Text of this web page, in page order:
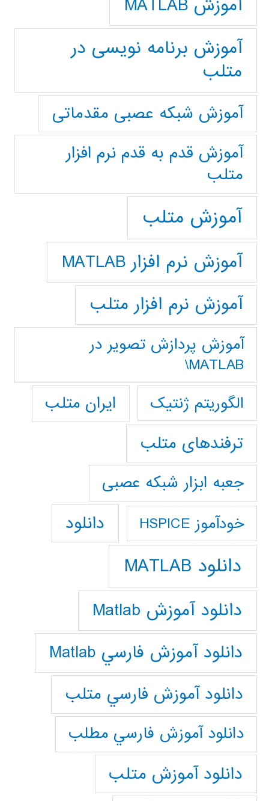
آموزش MATLAB
آموزش برنامه نویسی در
متلب
آموزش شبکه عصبی مقدماتی
آموزش قدم به قدم نرم افزار
متلب
آموزش متلب
آموزش نرم افزار MATLAB
آموزش نرم افزار متلب
آموزش پردازش تصوير در
MATLAB\
الگوریتم ژنتیک
ایران متلب
ترفندهای متلب
جعبه ابزار شبکه عصبی
خودآموز HSPICE دانلود
دانلود MATLAB
دانلود آموزش Matlab
دانلود آموزش فارسي Matlab
دانلود آموزش فارسي متلب
دانلود آموزش فارسي مطلب
دانلود آموزش متلب